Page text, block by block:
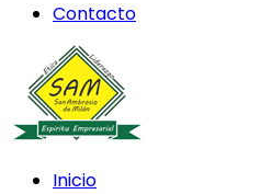
Contacto
Inicio